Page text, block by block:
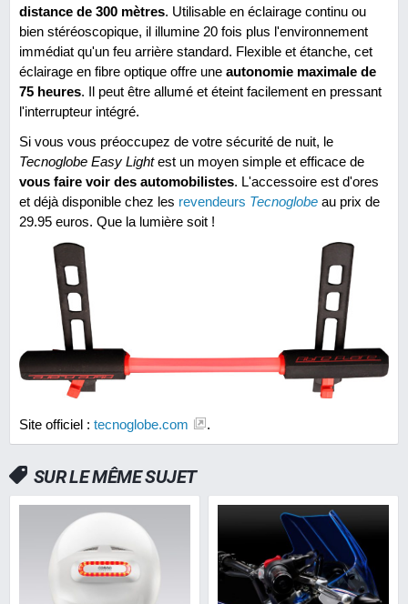
distance de 300 mètres. Utilisable en éclairage continu ou
bien stéréoscopique, il illumine 20 fois plus l'environnement
immédiat qu'un feu arrière standard. Flexible et étanche, cet
éclairage en fibre optique offre une autonomie maximale de
75 heures. Il peut être allumé et éteint facilement en pressant
l'interrupteur intégré.
Si vous vous préoccupez de votre sécurité de nuit, le
Tecnoglobe Easy Lightest un moyen simple et efficace de
vous faire voir des automobilistes. L'accessoire est d'ores
et déjà disponible chez les revendeurs Tecnoglobe au prix de
29.95 euros. Que la lumière soit !
Site officiel : tecnoglobe.com .
SUR LE MÊME SUJET